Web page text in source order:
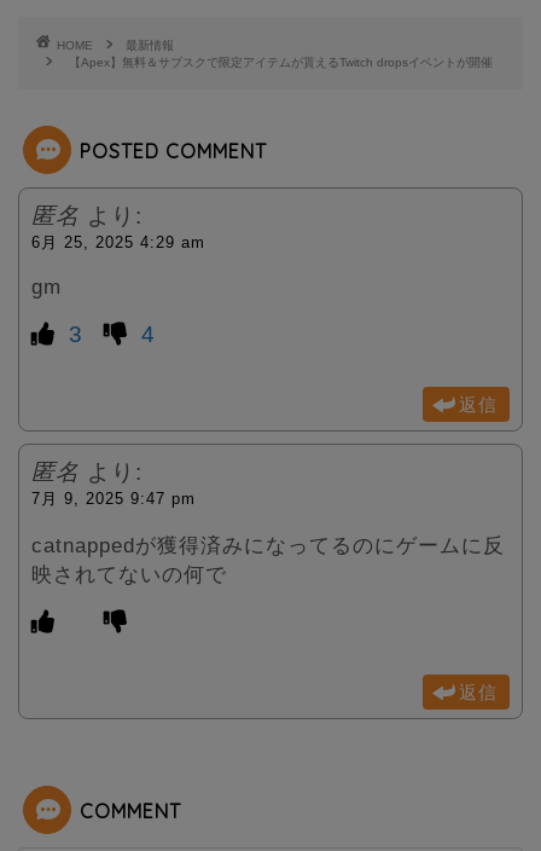
t
r
HOME
最新情報
【Apex】無料＆サブスクで限定アイテムが貰えるTwitch dropsイベントが開催
POSTED COMMENT
匿名 より:
6月 25, 2025 4:29 am
gm
3 4
返信
匿名 より:
7月 9, 2025 9:47 pm
catnappedが獲得済みになってるのにゲームに反
映されてないの何で
返信
COMMENT